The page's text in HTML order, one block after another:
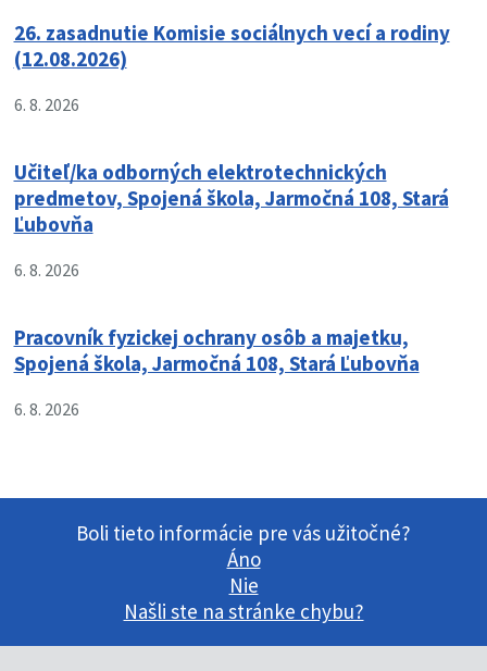
26. zasadnutie Komisie sociálnych vecí a rodiny
(12.08.2026)
6. 8. 2026
Učiteľ/ka odborných elektrotechnických
predmetov, Spojená škola, Jarmočná 108, Stará
Ľubovňa
6. 8. 2026
Pracovník fyzickej ochrany osôb a majetku,
Spojená škola, Jarmočná 108, Stará Ľubovňa
6. 8. 2026
Boli tieto informácie pre vás užitočné?
Áno
Nie
Našli ste na stránke chybu?